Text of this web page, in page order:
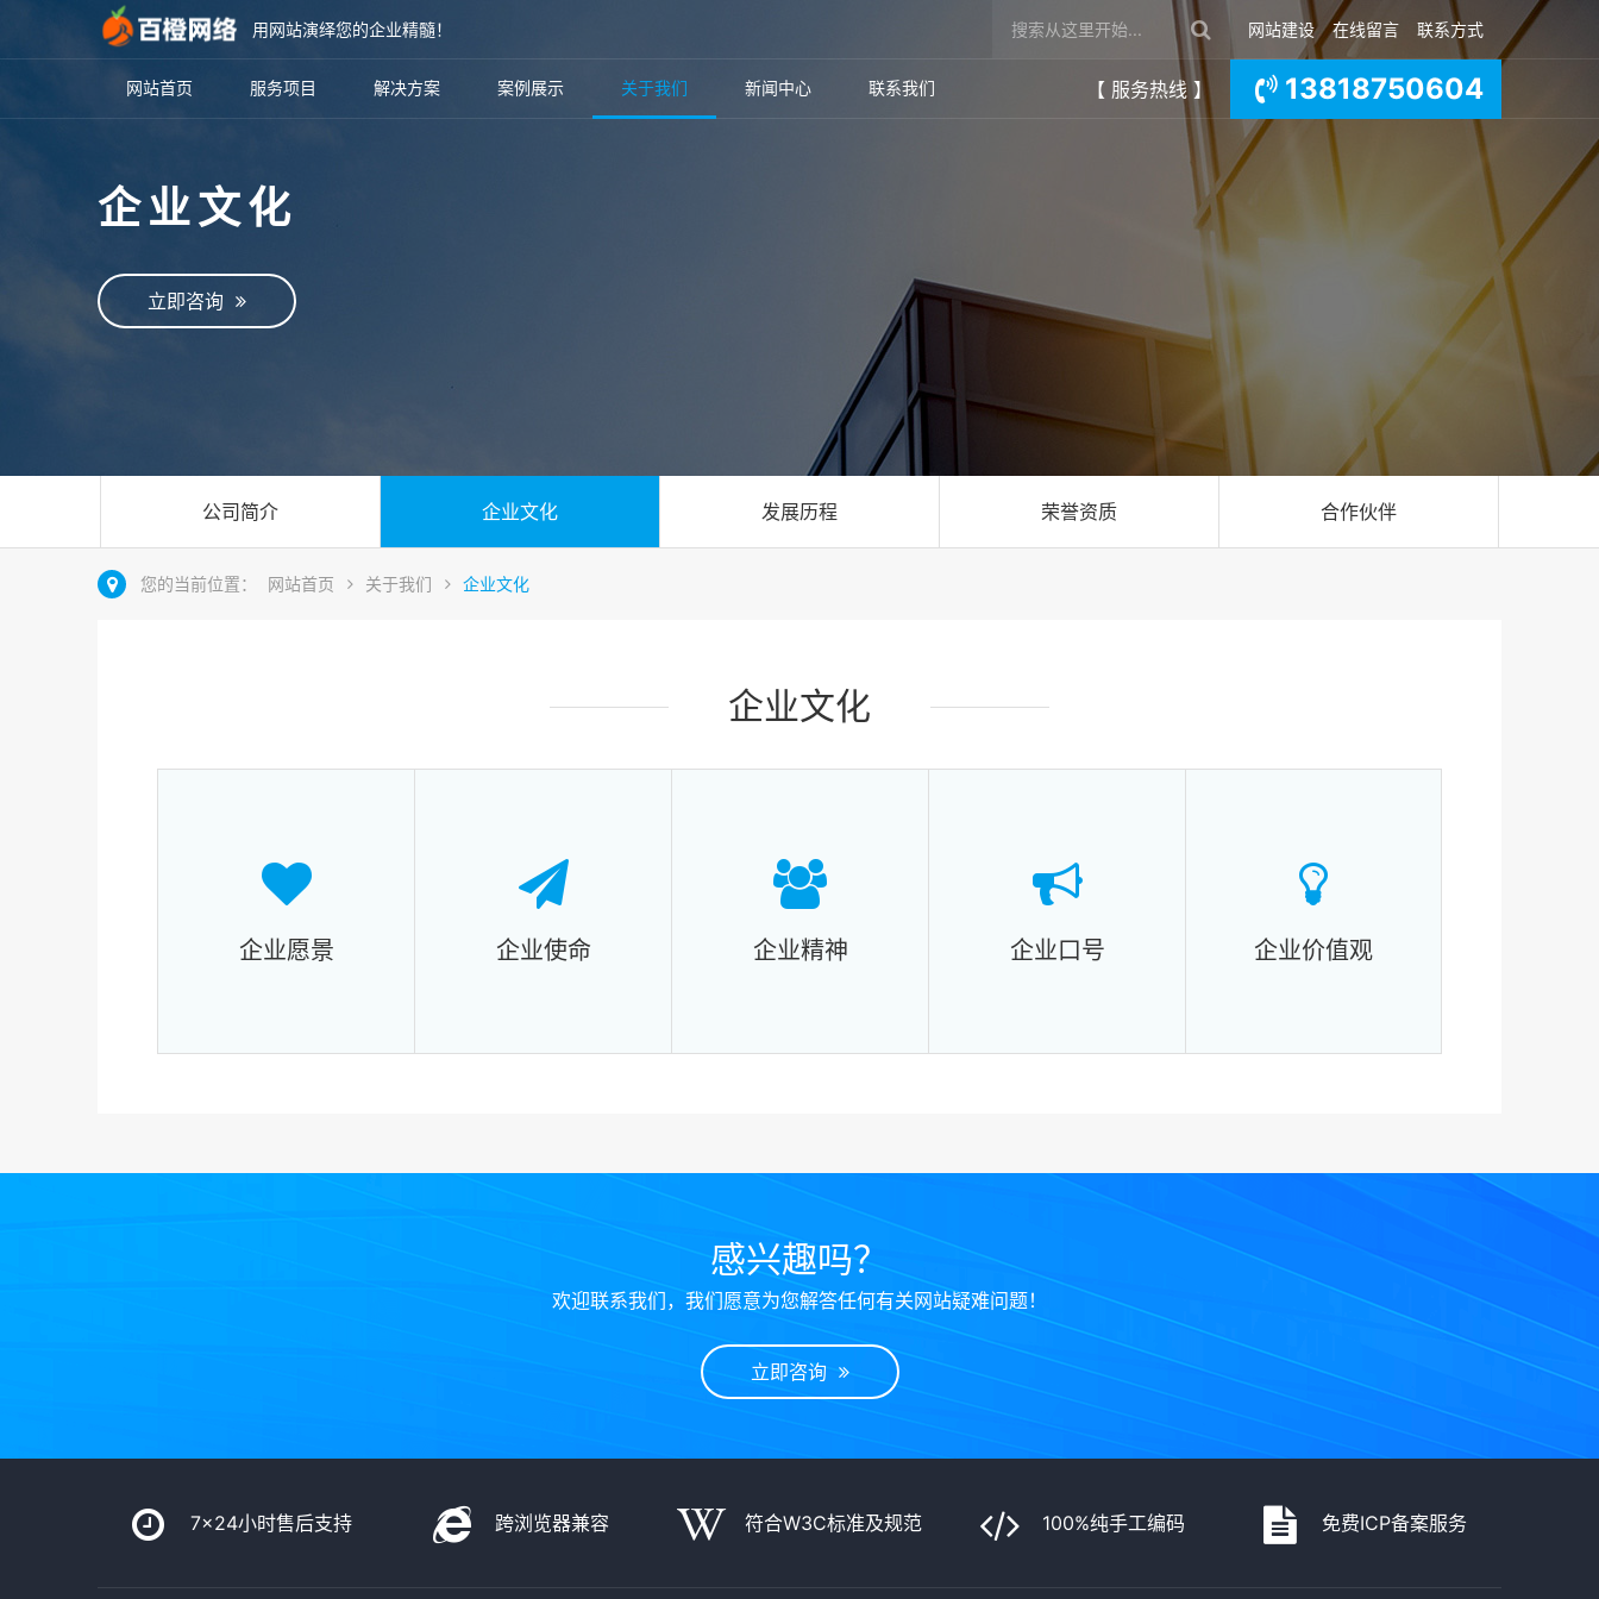
用网站演绎您的企业精髓！ 网站建设 在线留言 联系方式
网站首页 服务项目 解决方案 案例展示 关于我们 新闻中心 联系我们 【 服务热线 】 13818750604
企业文化
立即咨询
公司简介 企业文化 发展历程 荣誉资质 合作伙伴
您的当前位置： 网站首页 关于我们 企业文化
企业文化
企业愿景 企业使命 企业精神 企业口号 企业价值观
感兴趣吗？
欢迎联系我们，我们愿意为您解答任何有关网站疑难问题！
立即咨询
7x24小时售后支持 跨浏览器兼容 符合W3C标准及规范 100%纯手工编码 免费ICP备案服务